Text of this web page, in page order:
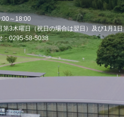
～18:00
第3木曜日（祝日の場合は翌日）及び1月1日
：0295-58-5038